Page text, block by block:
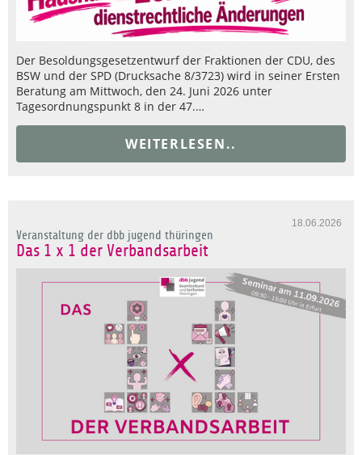
Der Besoldungsgesetzentwurf der Fraktionen der CDU, des
BSW und der SPD (Drucksache 8/3723) wird in seiner Ersten
Beratung am Mittwoch, den 24. Juni 2026 unter
Tagesordnungspunkt 8 in der 47.…
WEITERLESEN..
18.06.2026
Veranstaltung der dbb jugend thüringen
Das 1 x 1 der Verbandsarbeit